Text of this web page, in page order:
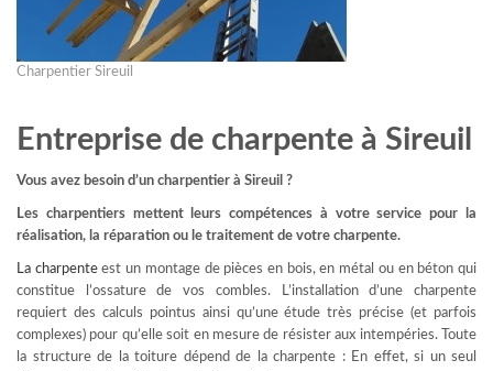
Charpentier Sireuil
Entreprise de charpente à Sireuil
Vous avez besoin d’un charpentier à Sireuil ?
Les charpentiers mettent leurs compétences à votre service pour la
réalisation, la réparation ou le traitement de votre charpente.
La charpenteest un montage de pièces en bois, en métal ou en béton qui
constitue l’ossature de vos combles. L’installation d’une charpente
requiert des calculs pointus ainsi qu’une étude très précise (et parfois
complexes) pour qu’elle soit en mesure de résister aux intempéries. Toute
la structure de la toiture dépend de la charpente : En effet, si un seul